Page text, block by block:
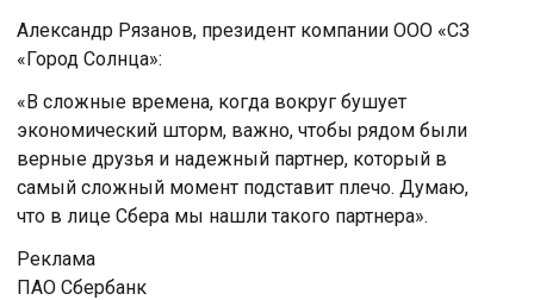
Александр Рязанов, президент компании ООО «СЗ
«Город Солнца»:
«В сложные времена, когда вокруг бушует
экономический шторм, важно, чтобы рядом были
верные друзья и надежный партнер, который в
самый сложный момент подставит плечо. Думаю,
что в лице Cбера мы нашли такого партнера».
Реклама
ПАО Сбербанк